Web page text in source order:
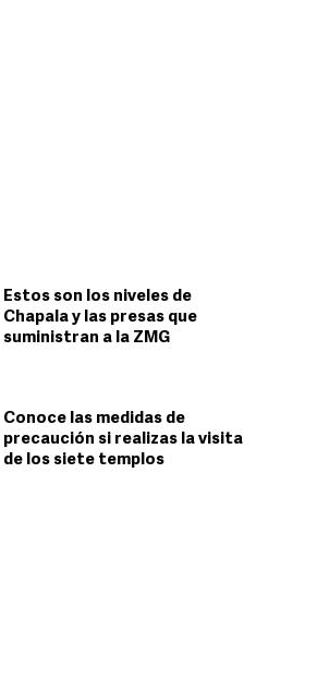
Estos son los niveles de
Chapala y las presas que
suministran a la ZMG
Conoce las medidas de
precaución si realizas la visita
de los siete templos